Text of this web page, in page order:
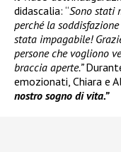
didascalia: “Sono stati
perché la
stata impagabile!
persone che vogliono
braccia aperte.”
emozionati, Chiara e
nostro sogno di vita.”